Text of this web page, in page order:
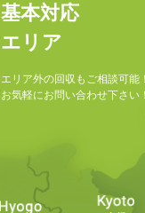
基本対応
エリア
エリア外の回収もご相談可能！
お気軽にお問い合わせ下さい！